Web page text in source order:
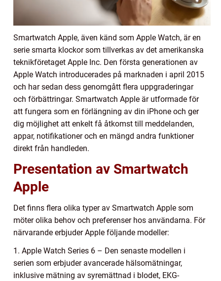
Smartwatch Apple, även känd som Apple Watch, är en
serie smarta klockor som tillverkas av det amerikanska
teknikföretaget Apple Inc. Den första generationen av
Apple Watch introducerades på marknaden i april 2015
och har sedan dess genomgått flera uppgraderingar
och förbättringar. Smartwatch Apple är utformade för
att fungera som en förlängning av din iPhone och ger
dig möjlighet att enkelt få åtkomst till meddelanden,
appar, notifikationer och en mängd andra funktioner
direkt från handleden.
Presentation av Smartwatch
Apple
Det finns flera olika typer av Smartwatch Apple som
möter olika behov och preferenser hos användarna. För
närvarande erbjuder Apple följande modeller:
1. Apple Watch Series 6 – Den senaste modellen i
serien som erbjuder avancerade hälsomätningar,
inklusive mätning av syremättnad i blodet, EKG-